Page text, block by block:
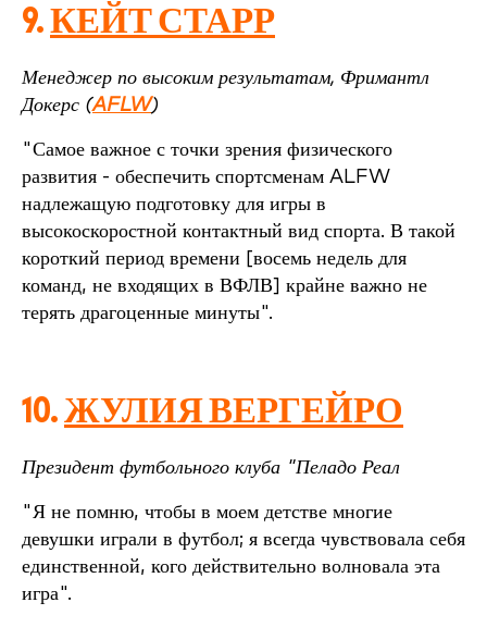
9.КЕЙТ СТАРР
Менеджер по высоким результатам, Фримантл
Докерс (AFLW)
"Самое важное с точки зрения физического
развития - обеспечить спортсменам ALFW
надлежащую подготовку для игры в
высокоскоростной контактный вид спорта. В такой
короткий период времени [восемь недель для
команд, не входящих в ВФЛВ] крайне важно не
терять драгоценные минуты".
10.ЖУЛИЯ ВЕРГЕЙРО
Президент футбольного клуба "Пеладо Реал
"Я не помню, чтобы в моем детстве многие
девушки играли в футбол; я всегда чувствовала себя
единственной, кого действительно волновала эта
игра".